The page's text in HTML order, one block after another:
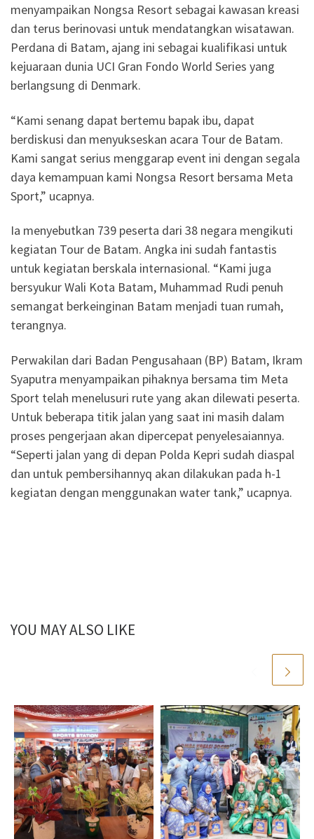
menyampaikan Nongsa Resort sebagai kawasan kreasi
dan terus berinovasi untuk mendatangkan wisatawan.
Perdana di Batam, ajang ini sebagai kualifikasi untuk
kejuaraan dunia UCI Gran Fondo World Series yang
berlangsung di Denmark.
“Kami senang dapat bertemu bapak ibu, dapat
berdiskusi dan menyukseskan acara Tour de Batam.
Kami sangat serius menggarap event ini dengan segala
daya kemampuan kami Nongsa Resort bersama Meta
Sport,” ucapnya.
Ia menyebutkan 739 peserta dari 38 negara mengikuti
kegiatan Tour de Batam. Angka ini sudah fantastis
untuk kegiatan berskala internasional. “Kami juga
bersyukur Wali Kota Batam, Muhammad Rudi penuh
semangat berkeinginan Batam menjadi tuan rumah,
terangnya.
Perwakilan dari Badan Pengusahaan (BP) Batam, Ikram
Syaputra menyampaikan pihaknya bersama tim Meta
Sport telah menelusuri rute yang akan dilewati peserta.
Untuk beberapa titik jalan yang saat ini masih dalam
proses pengerjaan akan dipercepat penyelesaiannya.
“Seperti jalan yang di depan Polda Kepri sudah diaspal
dan untuk pembersihannyq akan dilakukan pada h-1
kegiatan dengan menggunakan water tank,” ucapnya.
YOU MAY ALSO LIKE